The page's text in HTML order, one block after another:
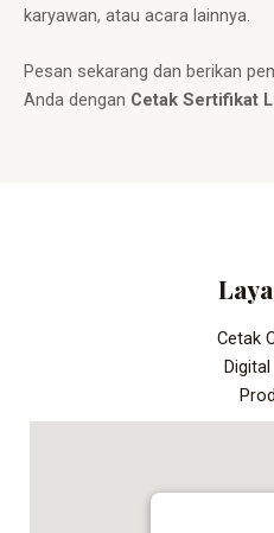
karyawan, atau acara lainnya.
Pesan sekarang dan berikan
Anda dengan Cetak Sertifikat
Cetak